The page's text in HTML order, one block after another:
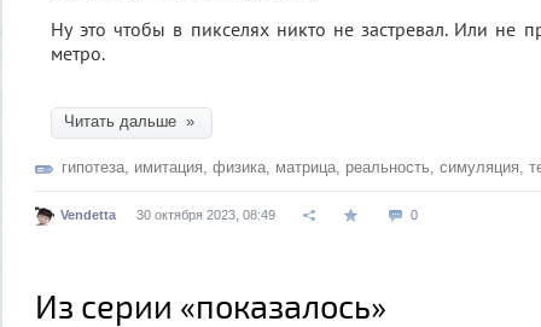
Ну это чтобы в пикселях никто не застревал. Или не
метро.
Читать дальше »
гипотеза имитация физика матрица реальность симуляция
Vendetta 30 октября 2023, 08:49 0
Из серии «показалось»